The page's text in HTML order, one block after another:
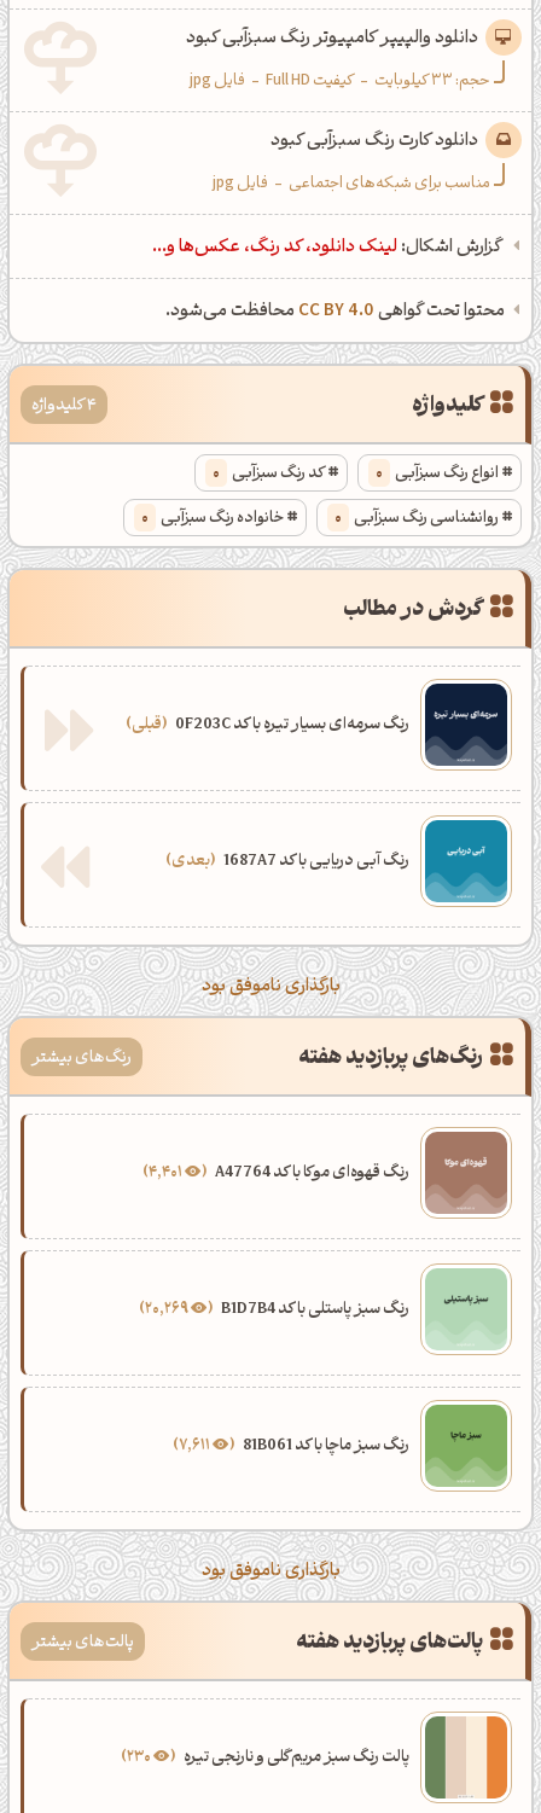
دانلود والپیپر کامپیوتر رنگ سبزآبی کبود
حجم: 33 کیلوبایت - کیفیت Full HD - فایل jpg
دانلود کارت رنگ سبزآبی کبود
مناسب برای شبکه‌های اجتماعی - فایل jpg
گزارش اشکال: لینک دانلود، کد رنگ، عکس‌ها و...
محتوا تحت گواهیCC BY 4.0 محافظت می‌شود.
کلیدواژه 4 کلیدواژه
انواع رنگ سبزآبی 0 کد رنگ سبزآبی 0
روانشناسی رنگ سبزآبی 0 خانواده رنگ سبزآبی 0
گردش در مطالب
رنگ سرمه‌ای بسیار تیره با کد 0F203C قبلی
رنگ آبی دریایی با کد 1687A7 بعدی
بارگذاری ناموفق بود
رنگ‌های پربازدید هفته رنگ‌های بیشتر
رنگ قهوه‌ای موکا با کد A47764
رنگ سبز پاستلی با کد B1D7B4 20,269
رنگ سبز ماچا با کد 81B061
بارگذاری ناموفق بود
پالت‌های پربازدید هفته پالت‌های بیشتر
پالت رنگ سبز مریم‌گلی و نارنجی تیره